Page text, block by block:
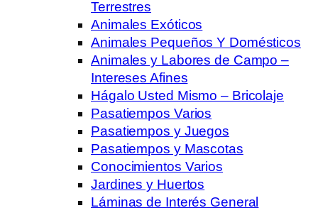
Terrestres
Animales Exóticos
Animales Pequeños Y Domésticos
Animales y Labores de Campo –
Intereses Afines
Hágalo Usted Mismo – Bricolaje
Pasatiempos Varios
Pasatiempos y Juegos
Pasatiempos y Mascotas
Conocimientos Varios
Jardines y Huertos
Láminas de Interés General